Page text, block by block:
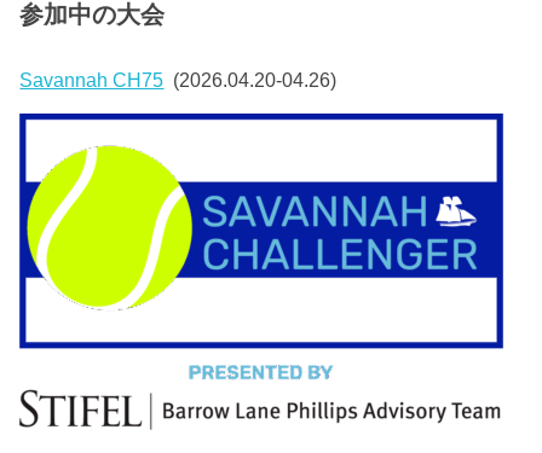
参加中の大会
Savannah CH75 (2026.04.20-04.26)